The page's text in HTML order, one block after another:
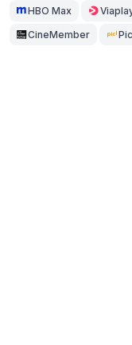
HBO Max
CineMember